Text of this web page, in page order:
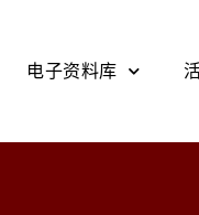
电子资料库